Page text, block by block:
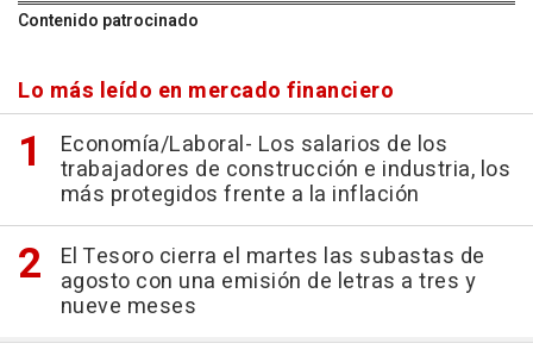
Contenido patrocinado
Lo más leído en mercado financiero
Economía/Laboral- Los salarios de los
trabajadores de construcción e industria, los
más protegidos frente a la inflación
El Tesoro cierra el martes las subastas de
agosto con una emisión de letras a tres y
nueve meses